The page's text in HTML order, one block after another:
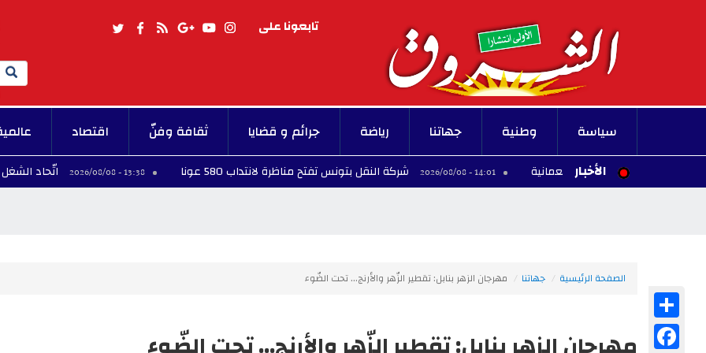
تابعونا على
Search
سياسة وطنية جهاتنا رياضة جرائم و قضايا ثقافة وفنّ اقتصاد
الأخبار
14:01 - 2026/08/08 شركة النقل بتونس تفتح مناظرة لانتداب 580 عونا 13:38 - 2026/08/08 اتّحاد الشغل ينعى
الصفحة الرئيسية جهاتنا مهرجان الزهر بنابل: تقطير الزّهر والأرنج... تحت الضّوء
Facebook